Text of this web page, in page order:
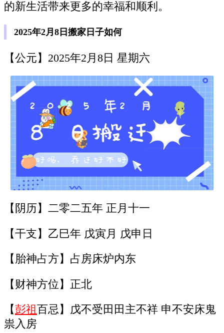
的新生活带来更多的幸福和顺利。
2025年2月8日搬家日子如何
【公元】2025年2月8日 星期六
【阴历】二零二五年 正月十一
【干支】乙巳年 戊寅月 戊申日
【胎神占方】占房床炉内东
【财神方位】正北
【彭祖 百忌】戊不受田田主不祥 申不安床鬼
祟入房